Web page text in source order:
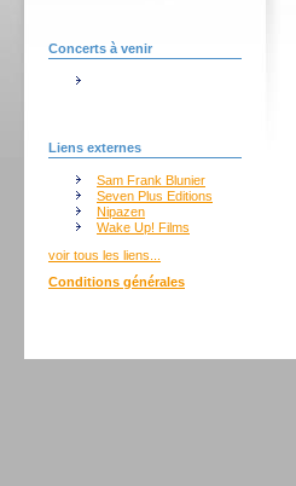
Concerts à venir
Liens externes
Sam Frank Blunier
Seven Plus Editions
Nipazen
Wake Up! Films
voir tous les liens...
Conditions générales